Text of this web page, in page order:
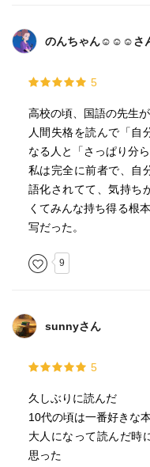
のんちゃん☺︎☺︎☺︎さ
5
高校の頃、国語の先生が
人間失格を読んで「自
なる人と「さっぱり分
私は完全に前者で、自
語化されてて、気持ち
くてみんな持ち得る根
写だった。
9
sunnyさん
5
久しぶりに読んだ
10代の頃は一番好きな
大人になって読んだ時
思った